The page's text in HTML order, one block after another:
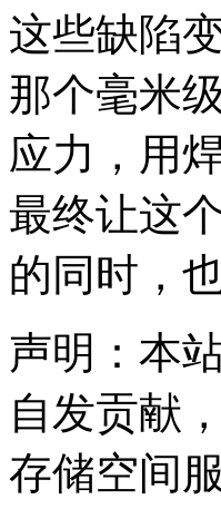
这些缺陷
那个毫米
应力，用
最终让这
的同时，
声明：本
自发贡献
存储空间